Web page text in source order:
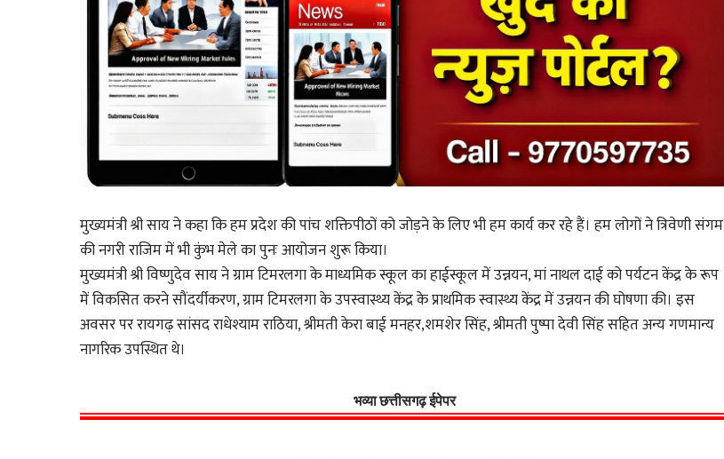
मुख्यमंत्री श्री साय ने कहा कि हम प्रदेश की पांच शक्तिपीठों को जोड़ने के लिए भी हम कार्य कर रहे हैं। हम लोगों ने त्रिवेणी संगम
की नगरी राजिम में भी कुंभ मेले का पुनः आयोजन शुरू किया।
मुख्यमंत्री श्री विष्णुदेव साय ने ग्राम टिमरलगा के माध्यमिक स्कूल का हाईस्कूल में उन्नयन, मां नाथल दाई को पर्यटन केंद्र के रूप
में विकसित करने सौंदर्यीकरण, ग्राम टिमरलगा के उपस्वास्थ्य केंद्र के प्राथमिक स्वास्थ्य केंद्र में उन्नयन की घोषणा की। इस
अवसर पर रायगढ़ सांसद राधेश्याम राठिया, श्रीमती केरा बाई मनहर,शमशेर सिंह, श्रीमती पुष्पा देवी सिंह सहित अन्य गणमान्य
नागरिक उपस्थित थे।
भव्या छत्तीसगढ़ ईपेपर